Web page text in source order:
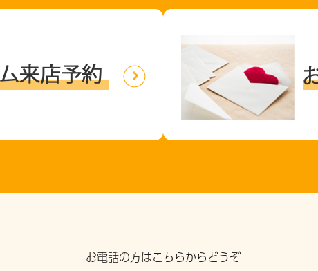
お電話の方はこちらからどうぞ